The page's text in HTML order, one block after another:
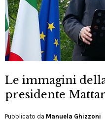
Le immagini
presidente
Pubblicato da Manuela Ghizzoni